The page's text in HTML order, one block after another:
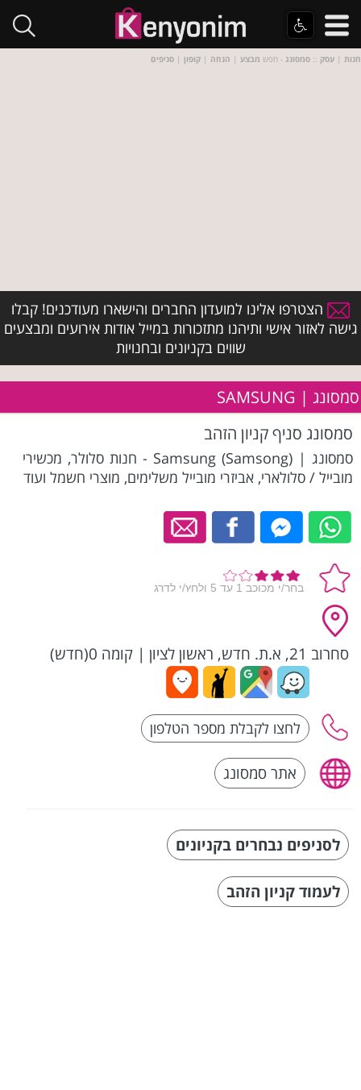
חנות | עסק :: סמסונג - חפש מבצע | הנחה | קופון | סניפים
הצטרפו אלינו למועדון החברים והישארו מעודכנים! קבלו
גישה לאזור אישי ותיהנו מתזכורות במייל אודות אירועים ומבצעים
שווים בקניונים ובחנויות
סמסונג | SAMSUNG
סמסונג סניף קניון הזהב
סמסונג | Samsung (Samsong) - חנות סלולר, מכשירי
מובייל / סלולארי, אביזרי מובייל משלימים, מוצרי חשמל ועוד
סחרוב 21, א.ת. חדש, ראשון לציון | קומה 0(חדש)
אתר סמסונג
לסניפים נבחרים בקניונים
לעמוד קניון הזהב